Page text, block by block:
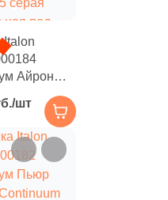
Italon
Айрон
Prism
серая
под
шт